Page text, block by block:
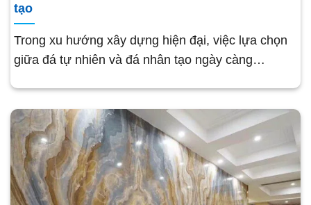
tạo
Trong xu hướng xây dựng hiện đại, việc lựa chọn
giữa đá tự nhiên và đá nhân tạo ngày càng…